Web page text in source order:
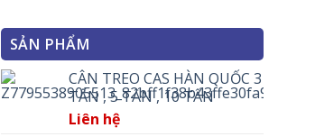
SẢN PHẨM
CÂN TREO CAS HÀN QUỐC 3
TẤN , 5 TẤN , 10 TẤN
Liên hệ